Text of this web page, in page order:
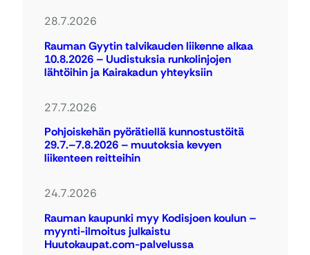
28.7.2026
Rauman Gyytin talvikauden liikenne alkaa
10.8.2026 – Uudistuksia runkolinjojen
lähtöihin ja Kairakadun yhteyksiin
27.7.2026
Pohjoiskehän pyörätiellä kunnostustöitä
29.7.–7.8.2026 – muutoksia kevyen
liikenteen reitteihin
24.7.2026
Rauman kaupunki myy Kodisjoen koulun –
myynti-ilmoitus julkaistu
Huutokaupat.com-palvelussa